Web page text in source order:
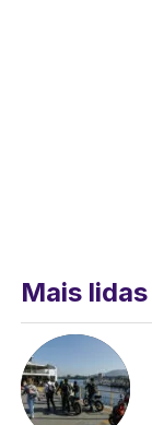
Mais lidas